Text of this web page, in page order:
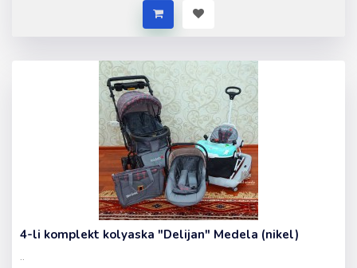
4-li komplekt kolyaska "Delijan" Medela (nikel)
..